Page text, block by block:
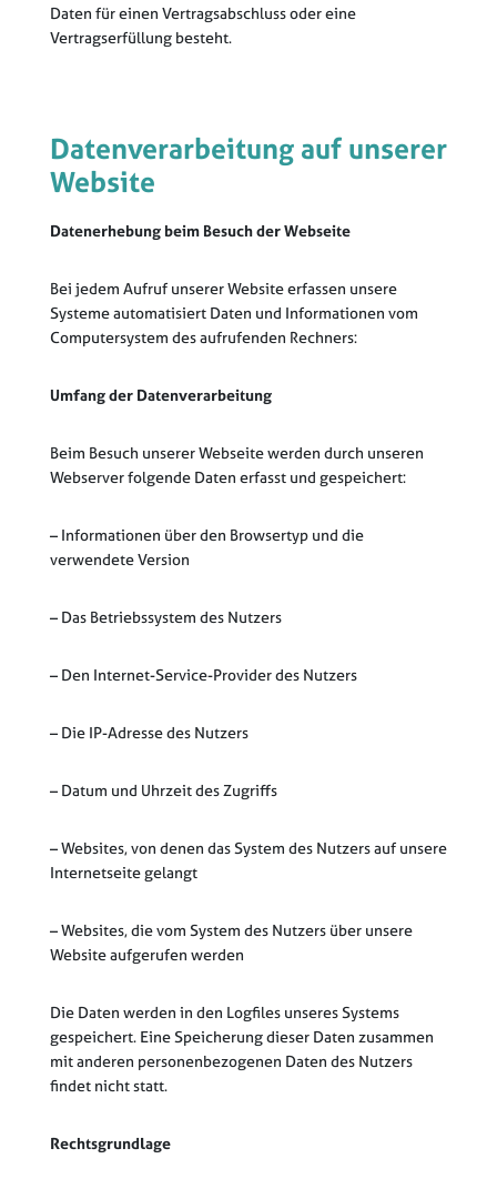
Daten für einen Vertragsabschluss oder eine
Vertragserfüllung besteht.
Datenverarbeitung auf unserer
Website
Datenerhebung beim Besuch der Webseite
Bei jedem Aufruf unserer Website erfassen unsere
Systeme automatisiert Daten und Informationen vom
Computersystem des aufrufenden Rechners:
Umfang der Datenverarbeitung
Beim Besuch unserer Webseite werden durch unseren
Webserver folgende Daten erfasst und gespeichert:
– Informationen über den Browsertyp und die
verwendete Version
– Das Betriebssystem des Nutzers
– Den Internet-Service-Provider des Nutzers
– Die IP-Adresse des Nutzers
– Datum und Uhrzeit des Zugriffs
– Websites, von denen das System des Nutzers auf unsere
Internetseite gelangt
– Websites, die vom System des Nutzers über unsere
Website aufgerufen werden
Die Daten werden in den Logfiles unseres Systems
gespeichert. Eine Speicherung dieser Daten zusammen
mit anderen personenbezogenen Daten des Nutzers
findet nicht statt.
Rechtsgrundlage